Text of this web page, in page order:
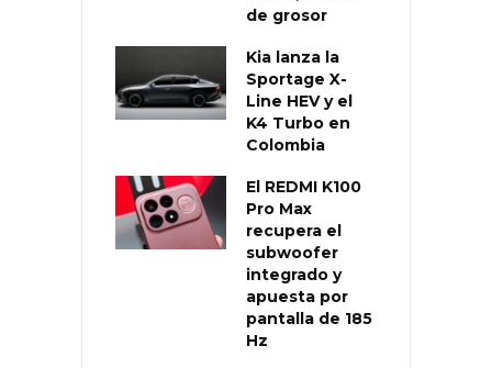
de grosor
Kia lanza la
Sportage X-
Line HEV y el
K4 Turbo en
Colombia
El REDMI K100
Pro Max
recupera el
subwoofer
integrado y
apuesta por
pantalla de 185
Hz